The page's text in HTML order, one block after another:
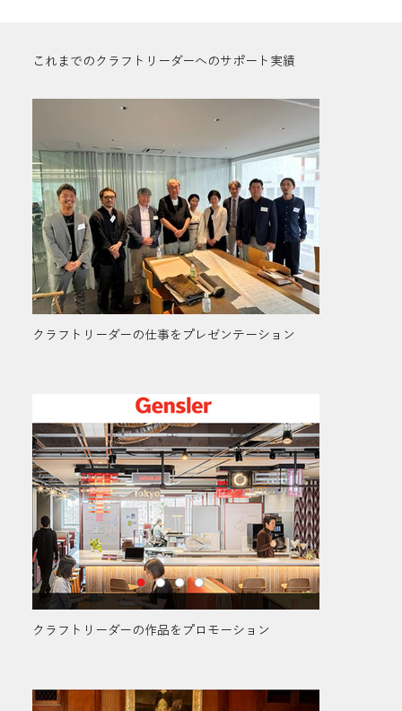
これまでのクラフトリーダーへのサポート実績
クラフトリーダーの仕事をプレゼンテーション
クラフトリーダーの作品をプロモーション